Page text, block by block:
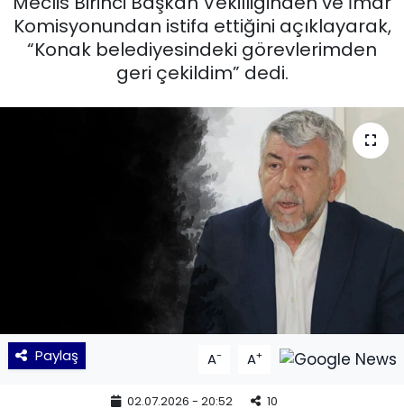
Komisyonundan istifa ettiğini açıklayarak,
“Konak belediyesindeki görevlerimden
geri çekildim” dedi.
Paylaş A- A+
02.07.2026 - 20:52 10
KÜLTÜR SANAT
MAGAZİN
POLİTİKA
Yaşam